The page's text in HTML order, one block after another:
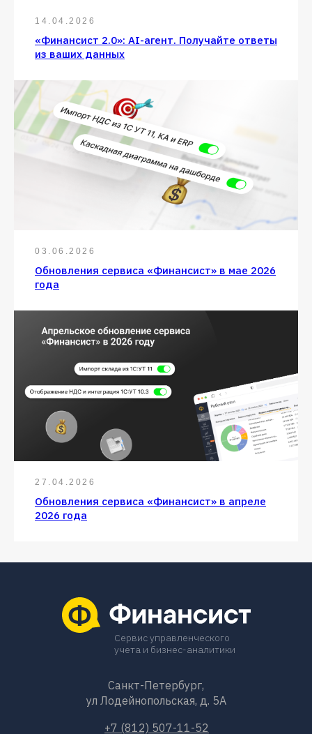
14.04.2026
«Финансист 2.0»: AI-агент. Получайте ответы
из ваших данных
03.06.2026
Обновления сервиса «Финансист» в мае 2026
года
27.04.2026
Обновления сервиса «Финансист» в апреле
2026 года
Сервис управленческого
учета и бизнес-аналитики
+7 (812) 507-11-52
Санкт-Петербург,
ул Лодейнопольская, д. 5А